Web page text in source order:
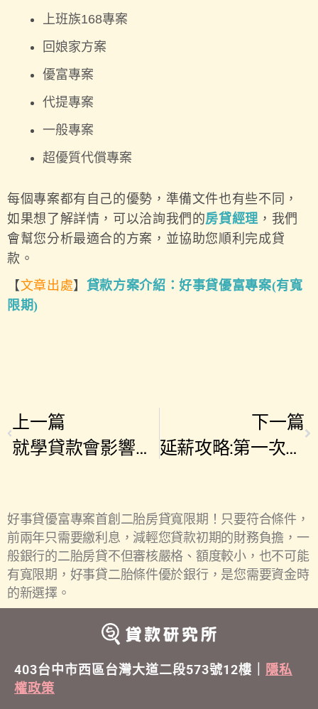
上班族168專案
回娘家方案
優富專案
代提專案
一般專案
超優質代償專案
每個專案都有自己的優勢，準備文件也有些不同，
如果想了解詳情，可以洽詢我們的房貸經理 ，我們
會幫您分析最適合的方案，並協助您順利完成貸
款。
【文章出處】 貸款方案介紹：好事貸優富專案(有寬
限期)
上一篇
就學貸款會影響信用貸款、房屋貸款？破解學貸還款.學貸緩繳等8大常見迷思
下一篇
延薪攻略:第一次機車貸款就上手，查詢申貸流程優缺點教學!
好事貸優富專案首創二胎房貸寬限期！只要符合條件，
前兩年只需要繳利息，減輕您貸款初期的財務負擔，一
般銀行的二胎房貸不但審核嚴格、額度較小，也不可能
有寬限期，好事貸二胎條件優於銀行，是您需要資金時
的新選擇。
403台中市西區台灣大道二段573號12樓｜
隱私
權政策